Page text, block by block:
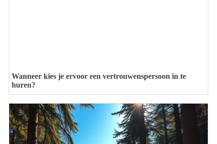
Wanneer kies je ervoor een vertrouwenspersoon in te
huren?